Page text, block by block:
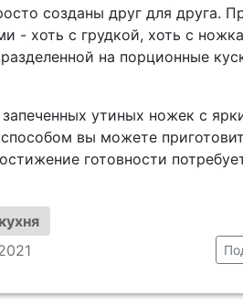
созданы друг для друга.
- хоть с грудкой, хоть с
на порционные
утиных ножек с
вы можете
готовности